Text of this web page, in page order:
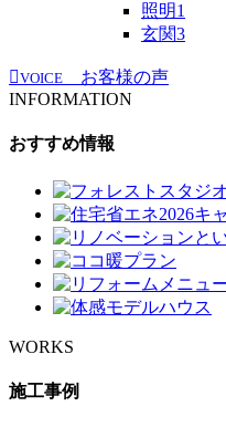
照明1
玄関3
VOICE
お客様の声
INFORMATION
おすすめ情報
WORKS
施工事例